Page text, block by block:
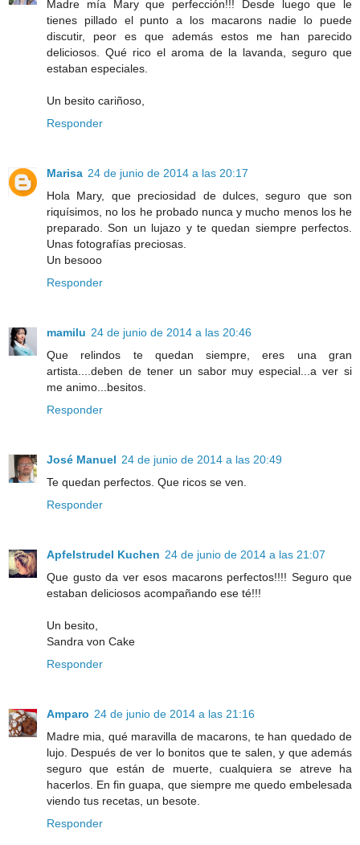
Madre mía Mary que perfección!!! Desde luego que le
tienes pillado el punto a los macarons nadie lo puede
discutir, peor es que además estos me han parecido
deliciosos. Qué rico el aroma de la lavanda, seguro que
estaban especiales.
Un besito cariñoso,
Responder
Marisa 24 de junio de 2014 a las 20:17
Hola Mary, que preciosidad de dulces, seguro que son
riquísimos, no los he probado nunca y mucho menos los he
preparado. Son un lujazo y te quedan siempre perfectos.
Unas fotografías preciosas.
Un besooo
Responder
mamilu 24 de junio de 2014 a las 20:46
Que relindos te quedan siempre, eres una gran
artista....deben de tener un sabor muy especial...a ver si
me animo...besitos.
Responder
José Manuel 24 de junio de 2014 a las 20:49
Te quedan perfectos. Que ricos se ven.
Responder
Apfelstrudel Kuchen 24 de junio de 2014 a las 21:07
Que gusto da ver esos macarons perfectos!!!! Seguro que
estaban deliciosos acompañando ese té!!!
Un besito,
Sandra von Cake
Responder
Amparo 24 de junio de 2014 a las 21:16
Madre mia, qué maravilla de macarons, te han quedado de
lujo. Después de ver lo bonitos que te salen, y que además
seguro que están de muerte, cualquiera se atreve ha
hacerlos. En fin guapa, que siempre me quedo embelesada
viendo tus recetas, un besote.
Responder